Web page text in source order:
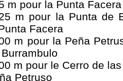
m pour la Punta
m pour la Punta de
Facera
m pour la Peña
m pour le Cerro de
Petruso